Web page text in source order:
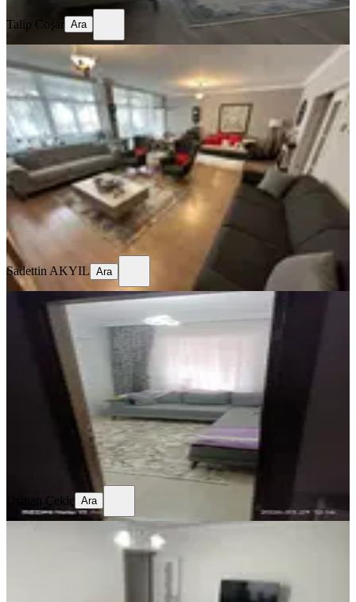
Talip Coşar Ara
MANZARALI
Sahibinden Bahçelievler'de, Ön Cephe
1. Katta 3+1 Temiz Daire
Ankara, Çankaya
3+1·166 m²·1. Kat·03.06.2026
11.000.000 ₺Geri Dönüş: 17 yıl
Sadettin AKYIL
Ara
Sadettin AKYIL Ara
KOMBİLİ
Uygun Masrafsız Sahibinden 115m²
Ankara, Polatlı
· 120 m² 02.06.2026
3.200.000 ₺
Osman Çekiç Ara
Sahibinden Acil Satılık 3+1 Daire
Mustafa Kemal Mahallesinde
Ankara, Sincan